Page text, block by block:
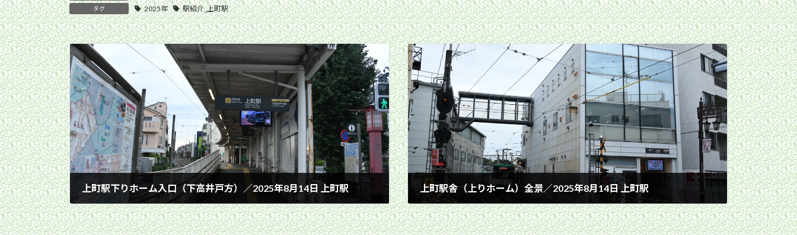
タグ 2025年 駅紹介_上町駅
上町駅下りホーム入口（下高井戸方）／2025年8月14日 上町駅
2025年8月14日
上町駅舎（上りホーム）全景／2025年8月14日 上町駅
2025年8月14日